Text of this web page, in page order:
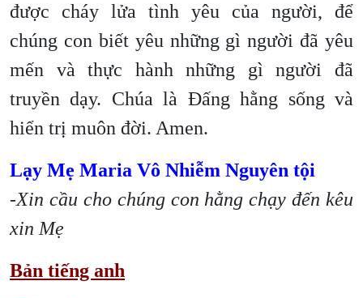
được cháy lửa tình yêu của người, để
chúng con biết yêu những gì người đã yêu
mến và thực hành những gì người đã
truyền dạy. Chúa là Đấng hằng sống và
hiển trị muôn đời. Amen.
Lạy Mẹ Maria Vô Nhiễm Nguyên tội
-Xin cầu cho chúng con hằng chạy đến kêu
xin Mẹ
Bản tiếng anh